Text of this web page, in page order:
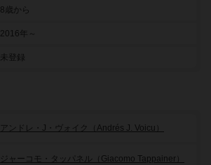
8歳から
2016年～
未登録
アンドレ・J・ヴォイク（Andrés J. Voicu）
ジャーコモ・タッパネル（Giacomo Tappainer）